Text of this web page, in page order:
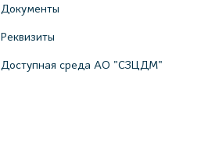
Документы
Реквизиты
Доступная среда АО "СЗЦДМ"